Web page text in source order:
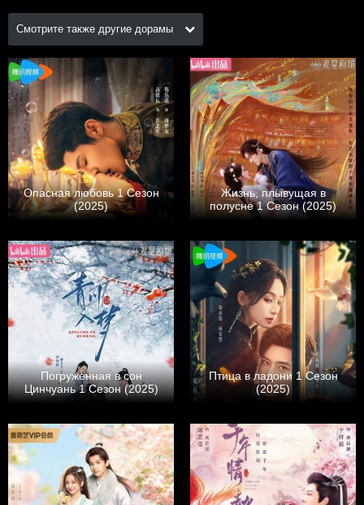
Смотрите также другие дорамы
Опасная любовь 1 Сезон
(2025)
Жизнь, плывущая в
полусне 1 Сезон (2025)
Погруженная в сон
Цинчуань 1 Сезон (2025)
Птица в ладони 1 Сезон
(2025)